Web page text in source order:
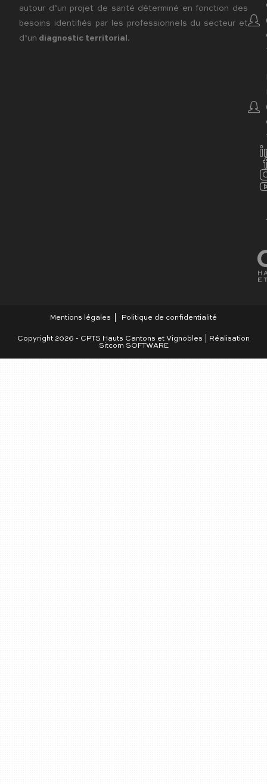
autour d’un projet de santé déterminé en fonction des
besoins identifiés par les professionnels du secteur et
d’un diagnostic territorial .
Mentions légales Politique de confidentialité
Copyright 2026 - CPTS Hauts Cantons et Vignobles | Réalisation
Sitcom SOFTWARE